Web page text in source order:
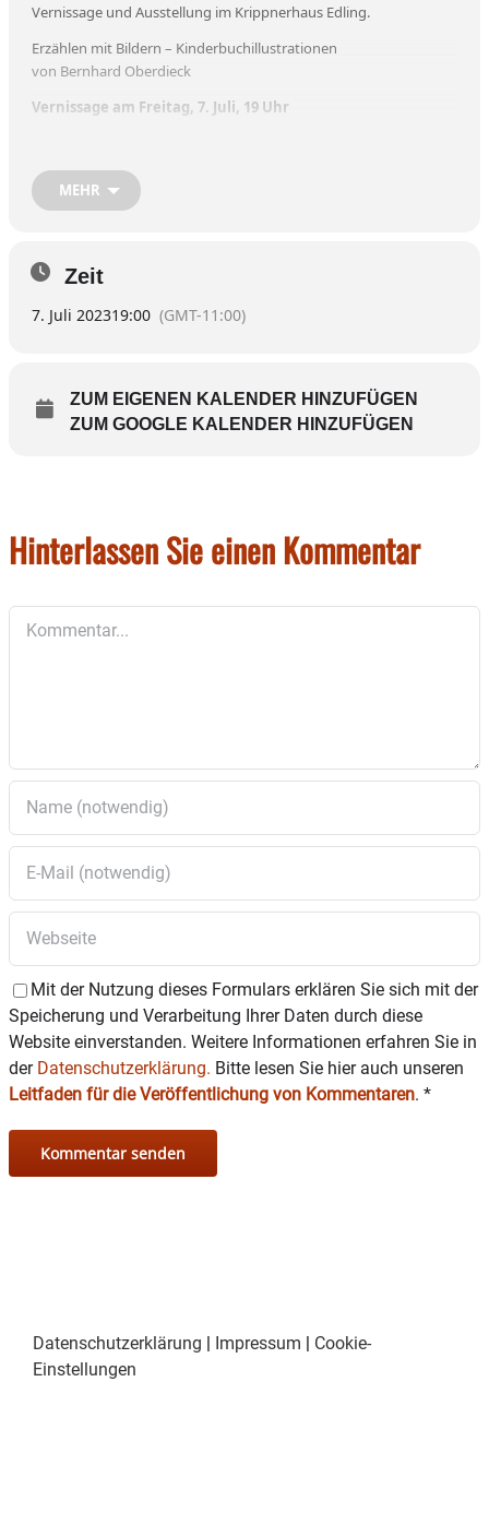
Vernissage und Ausstellung im Krippnerhaus Edling.
Erzählen mit Bildern – Kinderbuchillustrationen
von Bernhard Oberdieck
Vernissage am Freitag, 7. Juli, 19 Uhr
Samstag, 8. Juli, 15 – 18 Uhr
Dienstag, 11. Juli, 15 – 18 Uhr
MEHR
Zeit
7. Juli 202319:00 (GMT-11:00)
ZUM EIGENEN KALENDER HINZUFÜGEN
ZUM GOOGLE KALENDER HINZUFÜGEN
Hinterlassen Sie einen Kommentar
Mit der Nutzung dieses Formulars erklären Sie sich mit der
Speicherung und Verarbeitung Ihrer Daten durch diese
Website einverstanden. Weitere Informationen erfahren Sie in
der Datenschutzerklärung. Bitte lesen Sie hier auch unseren
Leitfaden für die Veröffentlichung von Kommentaren. *
Datenschutzerklärung | Impressum | Cookie-
Einstellungen